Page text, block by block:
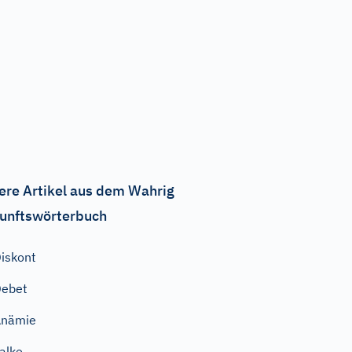
Artikel aus dem Wahrig